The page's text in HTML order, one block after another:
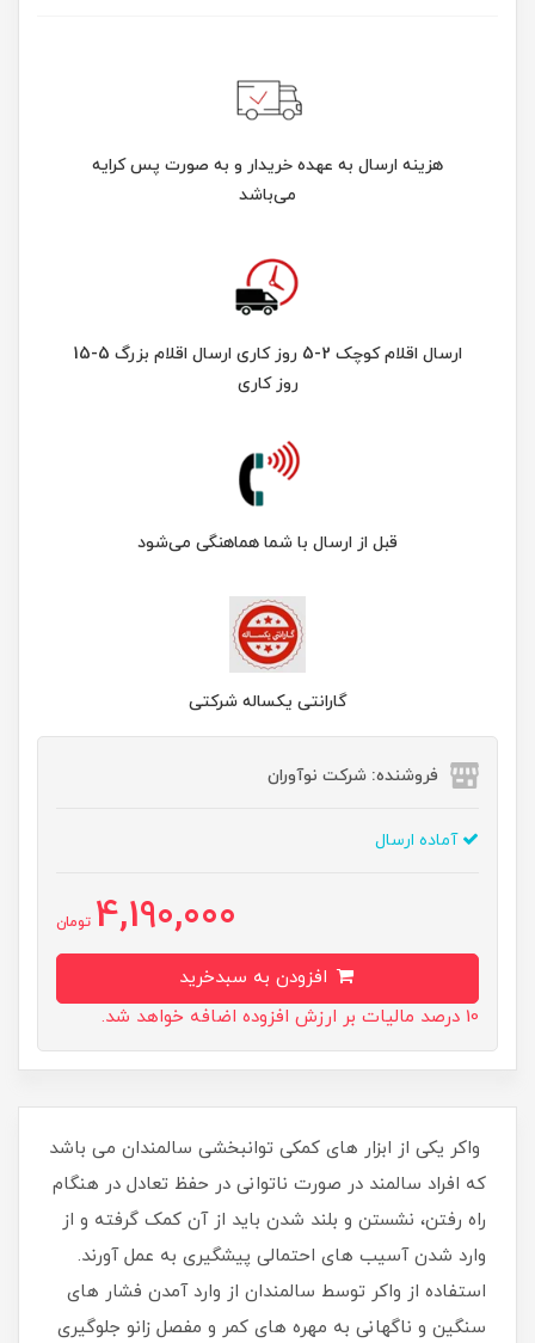
هزینه ارسال به عهده خریدار و به صورت پس کرایه
می‌باشد
ارسال اقلام کوچک 2-5 روز کاری ارسال اقلام بزرگ 5-15
روز کاری
قبل از ارسال با شما هماهنگی می‌شود
گارانتی یکساله شرکتی
فروشنده: شرکت نوآوران
آماده ارسال
4,190,000 تومان
10 درصد مالیات بر ارزش افزوده اضافه خواهد شد.
واکر یکی از ابزار های کمکی توانبخشی سالمندان می باشد
که افراد سالمند در صورت ناتوانی در حفظ تعادل در هنگام
راه رفتن، نشستن و بلند شدن باید از آن کمک گرفته و از
وارد شدن آسیب های احتمالی پیشگیری به عمل آورند.
استفاده از واکر توسط سالمندان از وارد آمدن فشار های
سنگین و ناگهانی به مهره های کمر و مفصل زانو جلوگیری